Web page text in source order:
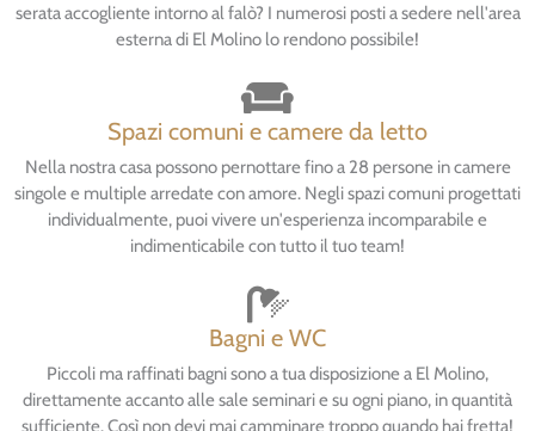
serata accogliente intorno al falò? I numerosi posti a sedere nell'area
esterna di El Molino lo rendono possibile!
Spazi comuni e camere da letto
Nella nostra casa possono pernottare fino a 28 persone in camere
singole e multiple arredate con amore. Negli spazi comuni progettati
individualmente, puoi vivere un'esperienza incomparabile e
indimenticabile con tutto il tuo team!
Bagni e WC
Piccoli ma raffinati bagni sono a tua disposizione a El Molino,
direttamente accanto alle sale seminari e su ogni piano, in quantità
sufficiente. Così non devi mai camminare troppo quando hai fretta!